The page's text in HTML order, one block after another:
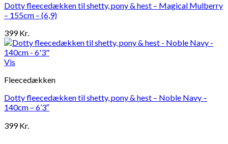
Dotty fleecedækken til shetty, pony & hest – Magical Mulberry
– 155cm – (6,9)
399Kr.
Vis
Fleecedækken
Dotty fleecedækken til shetty, pony & hest – Noble Navy –
140cm – 6’3″
399Kr.